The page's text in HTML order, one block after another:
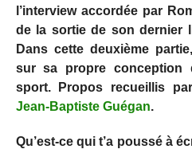
l’interview accordée par
de la sortie de son dernier
Dans cette deuxième
sur sa propre conception
sport. Propos recueillis
Jean-Baptiste Guégan.
Qu’est-ce qui t’a poussé à